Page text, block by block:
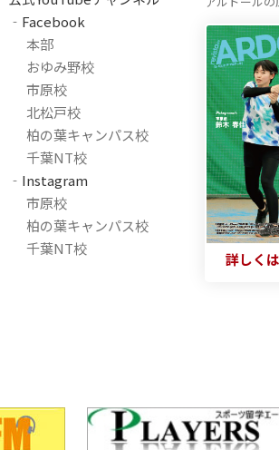
詳しく
‐Facebook
本部
おゆみ野校
市原校
北松戸校
柏の葉キャンパス校
千葉NT校
‐Instagram
市原校
柏の葉キャンパス校
千葉NT校